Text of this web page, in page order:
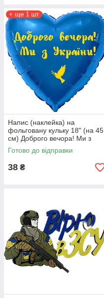
+ ще 1 шт
Напис (наклейка) на
фольговану кульку 18" (на 45
см) Доброго вечора! Ми з
України! (будь-який колір)
Готово до відправки
38 ₴